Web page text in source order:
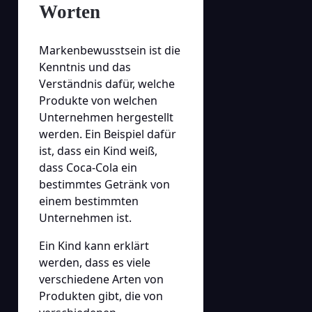
Worten
Markenbewusstsein ist die
Kenntnis und das
Verständnis dafür, welche
Produkte von welchen
Unternehmen hergestellt
werden. Ein Beispiel dafür
ist, dass ein Kind weiß,
dass Coca-Cola ein
bestimmtes Getränk von
einem bestimmten
Unternehmen ist.
Ein Kind kann erklärt
werden, dass es viele
verschiedene Arten von
Produkten gibt, die von